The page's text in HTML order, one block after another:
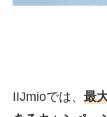
IIJmioでは、 最